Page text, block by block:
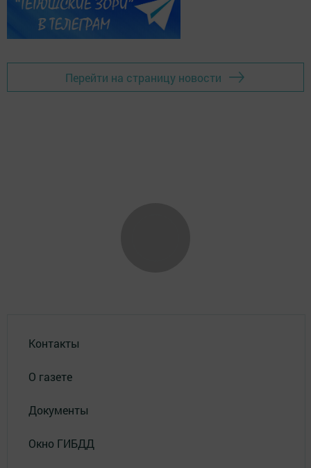
Перейти на страницу новости
Контакты
О газете
Документы
Окно ГИБДД